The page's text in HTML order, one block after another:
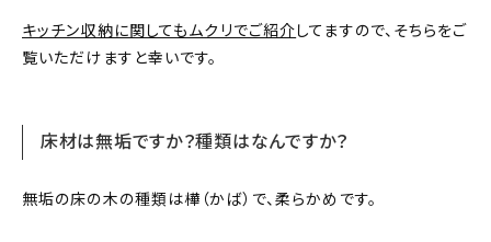
キッチン収納に関してもムクリでご紹介してますので、そちらをご
覧いただけますと幸いです。
床材は無垢ですか？種類はなんですか？
無垢の床の木の種類は樺（かば）で、柔らかめです。